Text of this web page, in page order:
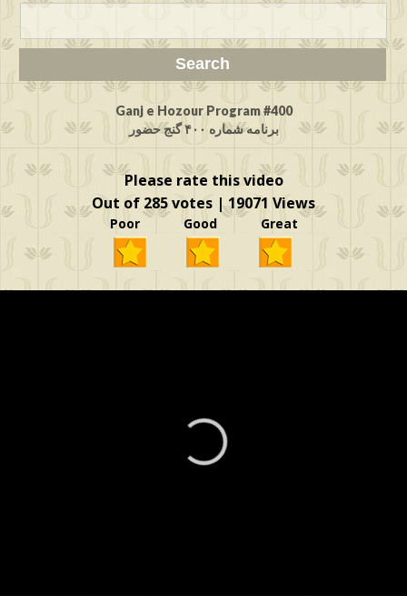
Ganj e Hozour Program #400
برنامه شماره ۴۰۰ گنج حضور
Please rate this video
Out of 285 votes | 19071 Views
Poor Good Great